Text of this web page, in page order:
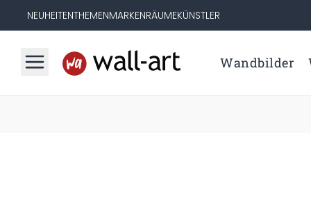
NEUHEITENTHEMENMARKENRÄUMEKÜNSTLER
Wandbilder